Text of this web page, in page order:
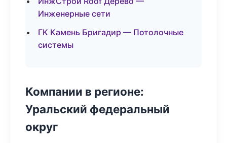
Инженерные сети
ГК Камень Бригадир — Потолочные
системы
Компании в регионе:
Уральский федеральный
округ